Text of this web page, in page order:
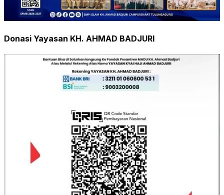
Donasi Yayasan KH. AHMAD BADJURI